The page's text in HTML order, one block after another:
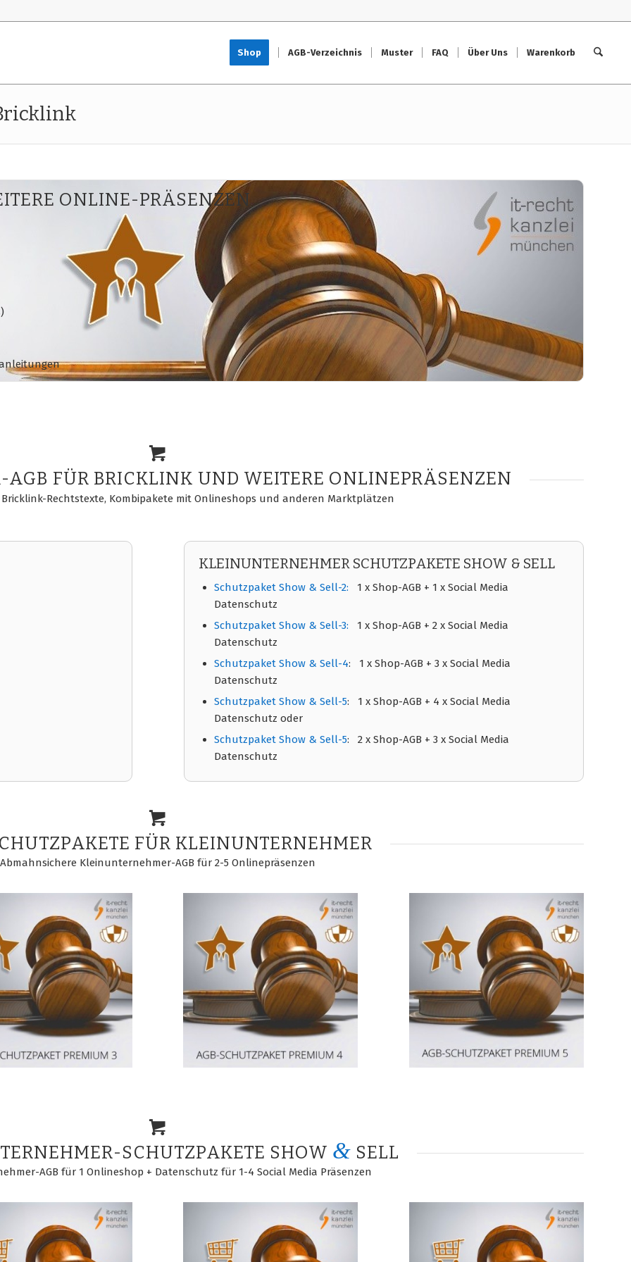
Shop AGB-Verzeichnis Muster FAQ Über Uns Warenkorb
ONLINE-PRÄSENZEN
FÜR BRICKLINK UND WEITERE ONLINEPRÄSENZEN
Rechtstexte, Kombipakete mit Onlineshops und anderen Marktplätzen
KLEINUNTERNEHMER SCHUTZPAKETE SHOW & SELL
Schutzpaket Show & Sell-2: 1 x Shop-AGB + 1 x Social Media
Datenschutz
Schutzpaket Show & Sell-3: 1 x Shop-AGB + 2 x Social Media
Datenschutz
Schutzpaket Show & Sell-4: 1 x Shop-AGB + 3 x Social Media
Datenschutz
Schutzpaket Show & Sell-5: 1 x Shop-AGB + 4 x Social Media
Datenschutz oder
Schutzpaket Show & Sell-5: 2 x Shop-AGB + 3 x Social Media
Datenschutz
FÜR KLEINUNTERNEHMER
Abmahnsichere Kleinunternehmer-AGB für 2-5 Onlinepräsenzen
SCHUTZPAKETE SHOW & SELL
AGB für 1 Onlineshop + Datenschutz für 1-4 Social Media Präsenzen